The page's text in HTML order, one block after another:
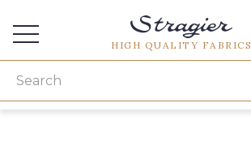
HIGH QUALITY FABRICS